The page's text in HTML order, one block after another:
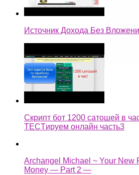
Источник Дохода Без
Скрипт бот 1200 сатошей в
TECTируем онлайн часть3
Archangel Michael ~ Your New
Money — Part 2 —